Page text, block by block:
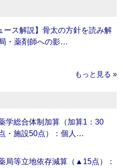
ース解説】骨太の方針を読み解
・薬剤師への影…
もっと見る »
学総合体制加算（加算1：30
・施設50点）：個人…
局等立地依存減算（▲15点）：